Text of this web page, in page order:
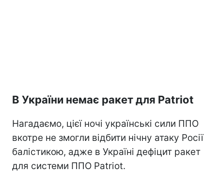
В України немає ракет для Patriot
Нагадаємо, цієї ночі українські сили ППО
вкотре не змогли відбити нічну атаку Росії
балістикою, адже в Україні дефіцит ракет
для системи ППО Patriot.